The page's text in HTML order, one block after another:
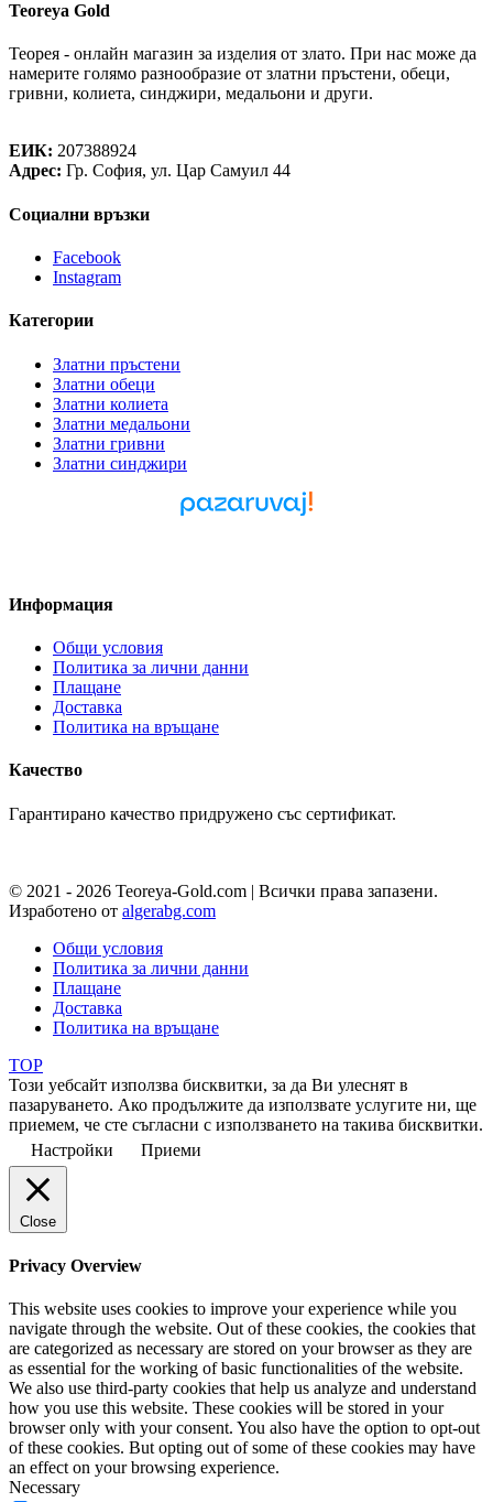
Teoreya Gold
Теорея - онлайн магазин за изделия от злато. При нас може да
намерите голямо разнообразие от златни пръстени, обеци,
гривни, колиета, синджири, медальони и други.
ЕИК: 207388924
Адрес: Гр. София, ул. Цар Самуил 44
Социални връзки
Facebook
Instagram
Категории
Златни пръстени
Златни обеци
Златни колиета
Златни медальони
Златни гривни
Златни синджири
Информация
Общи условия
Политика за лични данни
Плащане
Доставка
Политика на връщане
Качество
Гарантирано качество придружено със сертификат.
© 2021 - 2026 Teoreya-Gold.com | Всички права запазени.
Изработено от algerabg.com
Общи условия
Политика за лични данни
Плащане
Доставка
Политика на връщане
TOP
Този уебсайт използва бисквитки, за да Ви улеснят в
пазаруването. Ако продължите да използвате услугите ни, ще
приемем, че сте съгласни с използването на такива бисквитки.
Настройки
Приеми
Close
Privacy Overview
This website uses cookies to improve your experience while you
navigate through the website. Out of these cookies, the cookies that
are categorized as necessary are stored on your browser as they are
as essential for the working of basic functionalities of the website.
We also use third-party cookies that help us analyze and understand
how you use this website. These cookies will be stored in your
browser only with your consent. You also have the option to opt-out
of these cookies. But opting out of some of these cookies may have
an effect on your browsing experience.
Necessary